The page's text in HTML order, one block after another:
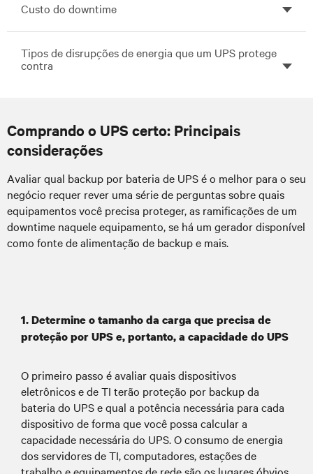
Custo do downtime
Tipos de disrupções de energia que um UPS protege
contra
Surtos de energia:
Externas:Manutenção na rede elétrica,
raios e disrupções na linha de tensão
rotina em motores de máquinas, unidades
de ar condicionado e refrigeração e mais,
Quedas de energia (brownout):
Faltas de energia não planejadas podem ser
resultado de problemas como:
Raios
Comprando o UPS certo: Principais
considerações
Avaliar qual backup por bateria de UPS é o melhor para o seu
negócio requer rever uma série de perguntas sobre quais
equipamentos você precisa proteger, as ramificações de um
downtime naquele equipamento, se há um gerador disponível
como fonte de alimentação de backup e mais.
1. Determine o tamanho da carga que precisa de
proteção por UPS e, portanto, a capacidade do UPS
O primeiro passo é avaliar quais dispositivos
eletrônicos e de TI terão proteção por backup da
bateria do UPS e qual a potência necessária para cada
dispositivo de forma que você possa calcular a
capacidade necessária do UPS. O consumo de energia
dos servidores de TI, computadores, estações de